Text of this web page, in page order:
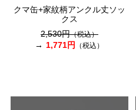
クマ缶+家紋柄アンクル丈ソッ
クス
2,530円（税込）
1,771円 （税込）